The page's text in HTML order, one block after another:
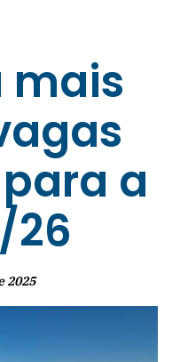
mais
a
26
2025